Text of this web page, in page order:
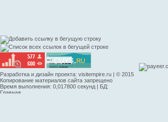
Разработка и дизайн проекта: visitempire.ru | © 2015
Копирование материалов сайта запрещено
Время выполнения: 0,017800 секунд | БД:
Главная